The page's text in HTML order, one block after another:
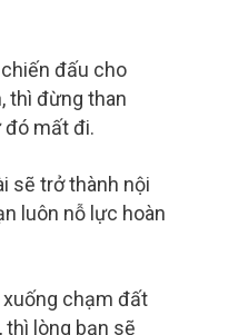
đấu cho
thì đừng than
đó mất đi.
sẽ trở thành nội
luôn nỗ lực hoàn
xuống chạm đất
lòng bạn sẽ